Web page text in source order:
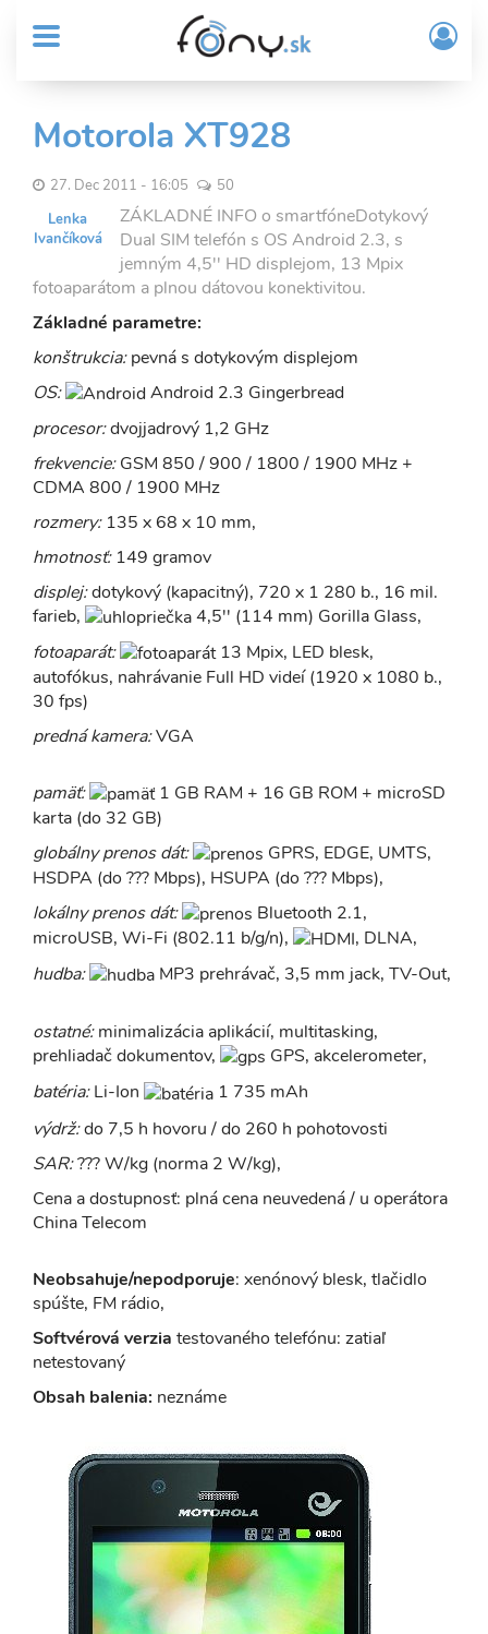
obsah
MENU
Sub
Header
menu
User
account
menu
/
Motorola XT928
27. Dec 2011 - 16:05
50
Lenka
Ivančíková
ZÁKLADNÉ INFO o smartfóneDotykový
Dual SIM telefón s OS Android 2.3, s
jemným 4,5'' HD displejom, 13 Mpix
fotoaparátom a plnou dátovou konektivitou.
Základné parametre:
konštrukcia:pevná s dotykovým displejom
OS:
Android 2.3 Gingerbread
procesor:dvojjadrový 1,2 GHz
frekvencie:GSM 850 / 900 / 1800 / 1900 MHz +
CDMA 800 / 1900 MHz
rozmery:135 x 68 x 10 mm,
hmotnosť:149 gramov
displej:dotykový (kapacitný), 720 x 1 280 b., 16 mil.
farieb,
4,5'' (114 mm) Gorilla Glass,
fotoaparát:
13 Mpix, LED blesk,
autofókus, nahrávanie Full HD videí (1920 x 1080 b.,
30 fps)
predná kamera:VGA
pamäť:
1 GB RAM + 16 GB ROM + microSD
karta (do 32 GB)
globálny prenos dát:
GPRS, EDGE, UMTS,
HSDPA (do ??? Mbps), HSUPA (do ??? Mbps),
lokálny prenos dát:
Bluetooth 2.1,
microUSB, Wi-Fi (802.11 b/g/n),
, DLNA,
hudba:
MP3 prehrávač, 3,5 mm jack, TV-Out,
ostatné:minimalizácia aplikácií, multitasking,
prehliadač dokumentov,
GPS, akcelerometer,
batéria:Li-Ion
1 735 mAh
výdrž:do 7,5 h hovoru / do 260 h pohotovosti
SAR:??? W/kg (norma 2 W/kg),
Cena a dostupnosť: plná cena neuvedená / u operátora
China Telecom
Neobsahuje/nepodporuje: xenónový blesk, tlačidlo
spúšte, FM rádio,
Softvérová verzia testovaného telefónu: zatiaľ
netestovaný
Obsah balenia: neznáme